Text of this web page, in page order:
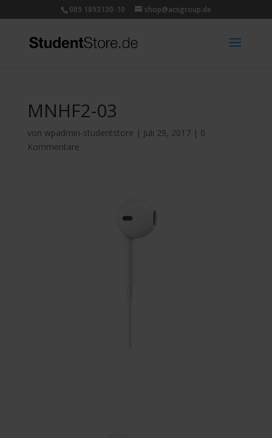
089 1893130-10 shop@acsgroup.de
MNHF2-03
von wpadmin-studentstore | Juli 29, 2017| 0
Kommentare